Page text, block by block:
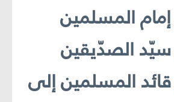
قائد المسلمين إلى